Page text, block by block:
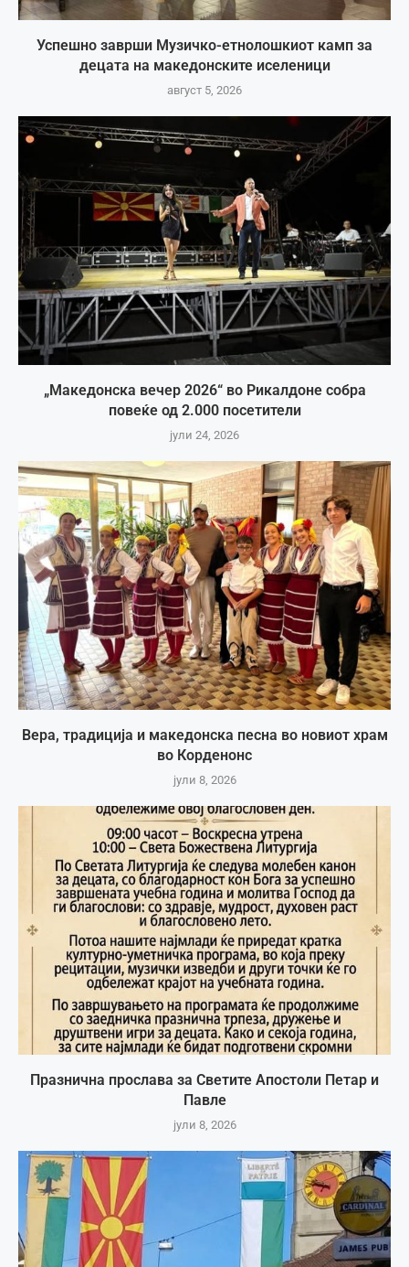
Успешно заврши Музичко-етнолошкиот камп за
децата на македонските иселеници
август 5, 2026
„Македонска вечер 2026“ во Рикалдоне собра
повеќе од 2.000 посетители
јули 24, 2026
Вера, традиција и македонска песна во новиот храм
во Корденонс
јули 8, 2026
Празнична прослава за Светите Апостоли Петар и
Павле
јули 8, 2026